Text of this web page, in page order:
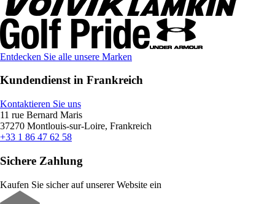
Entdecken Sie alle unsere Marken
Kundendienst in Frankreich
Kontaktieren Sie uns
11 rue Bernard Maris
37270 Montlouis-sur-Loire, Frankreich
+33 1 86 47 62 58
Sichere Zahlung
Kaufen Sie sicher auf unserer Website ein